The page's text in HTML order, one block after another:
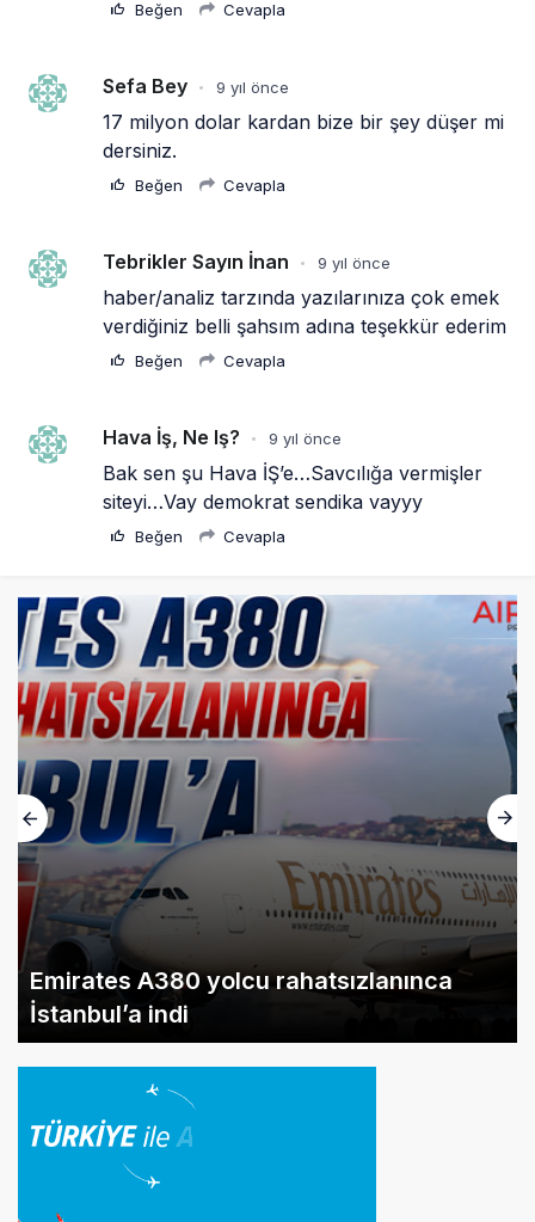
Emirates’in reddettiği 10 Boeing 777X
2 saat önce
DHL uçağı havada cisimle çarpıştı,
havalimanında patlayıcı drone bulundu
SpaceX Falcon 9’un ikinci kademesi
3 saat önce
Üniformasız Disiplin: Kabin Ekipleri Nasıl
18 saat önce
ISG’nin terminal memurlarından can
AJet’ten Yurt İçi Biletlerde Yüzde 30
İndirim
© Telif Hakkı 2026, Tüm Hakları Saklıdır. Artelio
Yazarlarımız Künye Hesabım Gizlilik politikası İletisim